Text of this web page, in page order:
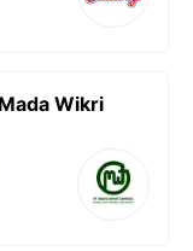
Wikri